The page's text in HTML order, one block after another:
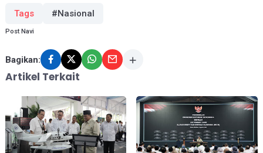
Tags #Nasional
Post Navi
Bagikan:
Artikel Terkait